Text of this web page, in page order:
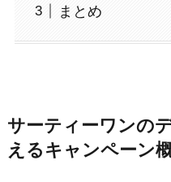
まとめ
サーティーワンの
えるキャンペーン